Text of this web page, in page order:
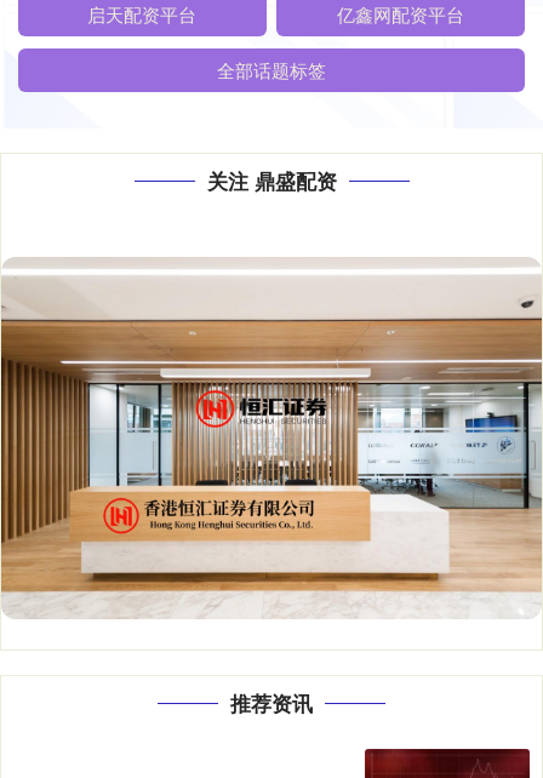
启天配资平台 亿鑫网配资平台
全部话题标签
关注 鼎盛配资
推荐资讯